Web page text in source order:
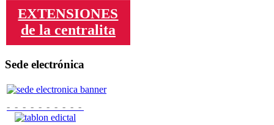
EXTENSIONES
de la centralita
Sede electrónica
- - - - - - - - - -